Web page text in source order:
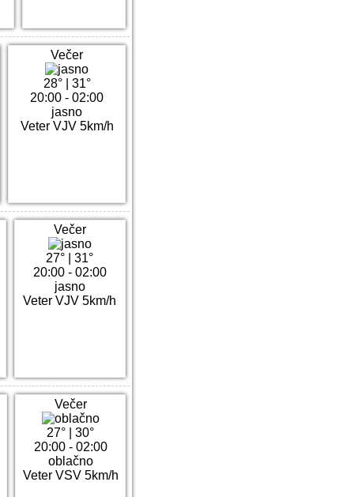
Večer
28°| 31°
20:00 - 02:00
jasno
Veter VJV 5km/h
Večer
27° |31°
20:00 - 02:00
jasno
Veter VJV 5km/h
Večer
27° |30°
20:00 - 02:00
oblačno
Veter VSV 5km/h